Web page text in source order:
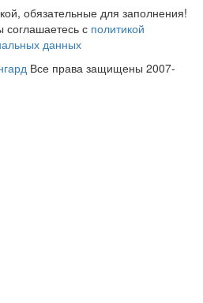
обязательные для заполнения!
с политикой
данных
Все права защищены 2007-